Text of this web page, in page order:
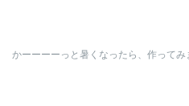
かーーーーっと暑くなったら、作ってみ